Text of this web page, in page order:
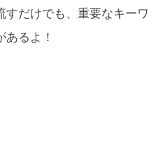
すだけでも、重要なキーワ
るよ！